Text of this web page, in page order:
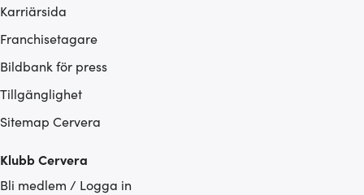
Karriärsida
Franchisetagare
Bildbank för press
Tillgänglighet
Sitemap Cervera
Klubb Cervera
Bli medlem / Logga in